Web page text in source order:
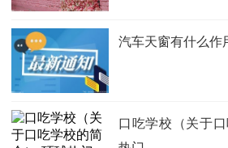
汽车天窗有什么作
口吃学校（关于